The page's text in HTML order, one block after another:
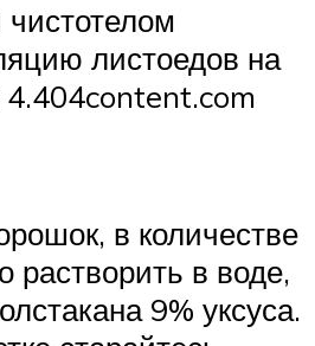
листоедов на
в количестве
растворить в воде,
9% уксуса.